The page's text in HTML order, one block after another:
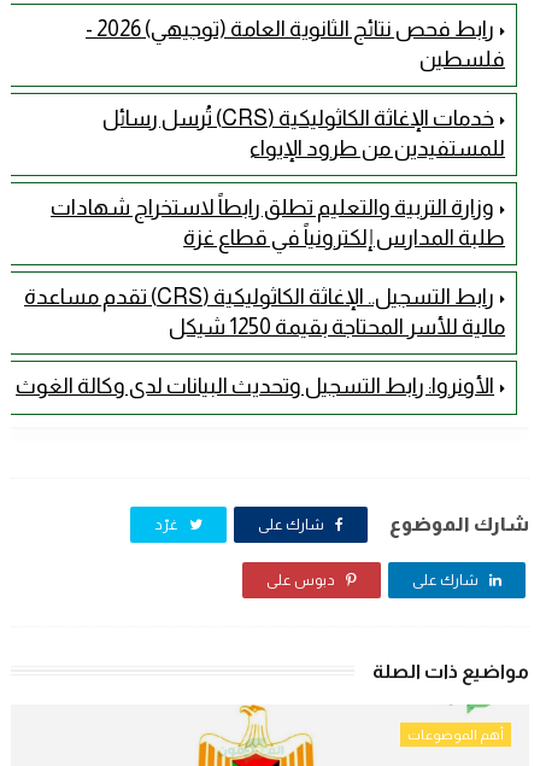
رابط فحص نتائج الثانوية العامة (توجيهي) 2026 -
فلسطين
خدمات الإغاثة الكاثوليكية (CRS) تُرسل رسائل
للمستفيدين من طرود الإيواء
وزارة التربية والتعليم تطلق رابطاً لاستخراج شهادات
طلبة المدارس إلكترونياً في قطاع غزة
رابط التسجيل.. الإغاثة الكاثوليكية (CRS) تقدم مساعدة
مالية للأسر المحتاجة بقيمة 1250 شيكل
الأونروا: رابط التسجيل وتحديث البيانات لدى وكالة الغوث
شارك الموضوع شارك على غرّد
شارك على دبوس على
مواضيع ذات الصلة
أهم الموضوعات